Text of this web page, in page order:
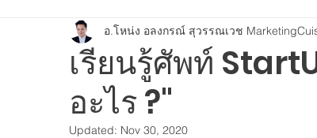
เรียนรู้ Facebook Pixels,TagManager ข่าวสาร
เรื่องเล่า การตลาดพฤติกรรม
เรียนรู้ศัพท์
อะไร ?"
อ.โหน่ง อลงกรณ์ สุวรรณเวช
Updated: Nov 30, 2020